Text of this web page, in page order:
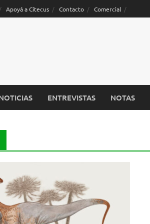
Apoyá a Citecus Contacto Comercial
ENTREVISTAS NOTAS